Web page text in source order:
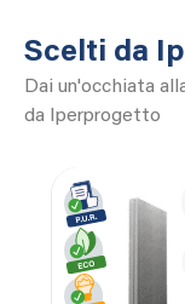
Scelti da
Dai un'occhiata
da Iperprogetto